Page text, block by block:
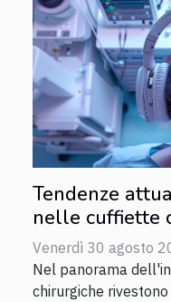
Tendenze
nelle cuffiette
Venerdì 30 agosto
Nel panorama
chirurgiche